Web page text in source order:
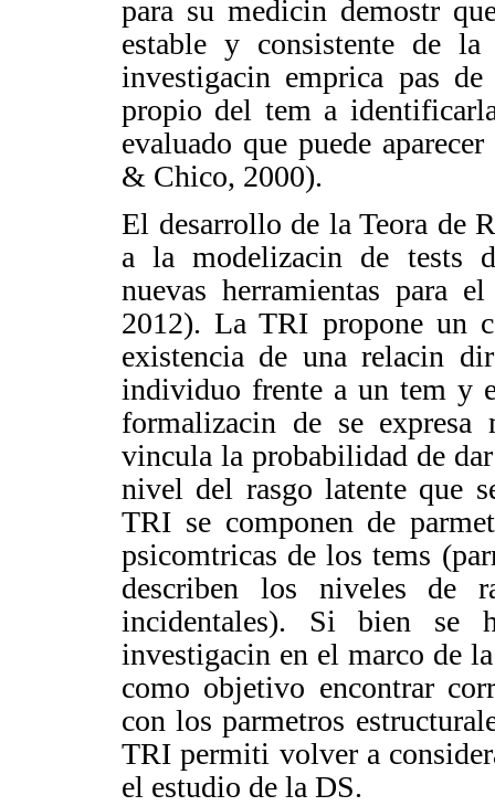
para su medicin demostr
estable y consistente de
investigacin emprica
propio del tem a
evaluado que puede
& Chico, 2000).
El desarrollo de la Teora de
a la modelizacin de tests
nuevas herramientas para
2012). La TRI propone un
existencia de una relacin
individuo frente a un tem y
formalizacin de se
vincula la probabilidad de
nivel del rasgo latente que
TRI se componen de
psicomtricas de los tems
describen los niveles de
incidentales). Si bien se
investigacin en el marco de
como objetivo encontrar
con los parmetros
TRI permiti volver a
el estudio de la DS.